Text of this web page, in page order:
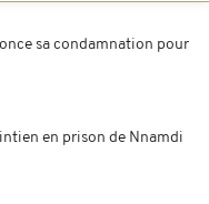
sa condamnation pour
en prison de Nnamdi